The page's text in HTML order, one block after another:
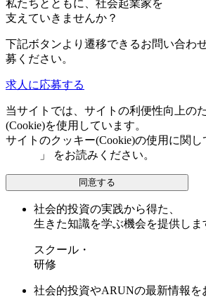
私たちとともに、社会起業家を
支えていきませんか？
下記ボタンより遷移できるお問い合わ
募ください。
求人に応募する
当サイトでは、サイトの利便性向上の
(Cookie)を使用しています。
サイトのクッキー(Cookie)の使用に関し
」 をお読みください。
同意する
社会的投資の実践から得た、
生きた知識を学ぶ機会を提供しま
スクール・
研修
社会的投資やARUNの最新情報を